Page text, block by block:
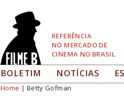
REFERÊNCIA
NO MERCADO DE
CINEMA NO BRASIL
BOLETIM NOTÍCIAS
Você está aqui
Home | Betty Gofman